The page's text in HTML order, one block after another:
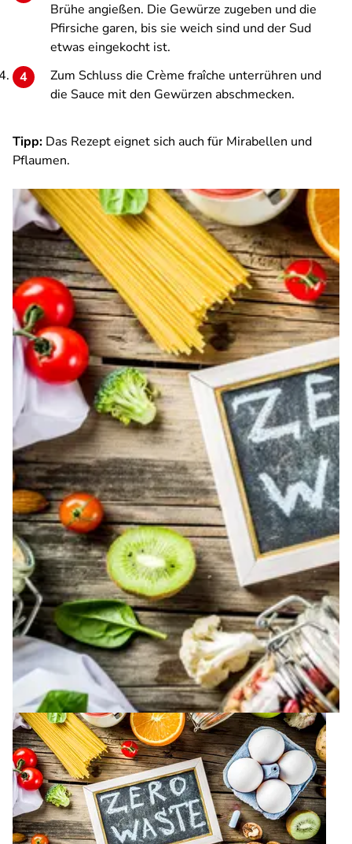
Brühe angießen. Die Gewürze zugeben und die
Pfirsiche garen, bis sie weich sind und der Sud
etwas eingekocht ist.
Zum Schluss die Crème fraîche unterrühren und
die Sauce mit den Gewürzen abschmecken.
Tipp: Das Rezept eignet sich auch für Mirabellen und
Pflaumen.